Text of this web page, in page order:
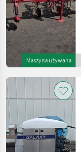
Maszyna używana